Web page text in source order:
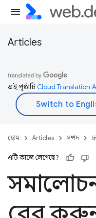
Articles
এই পৃষ্ঠাটিCloud Translation
হোম Articles সম্পদ
এটি কাজে লেগেছে?